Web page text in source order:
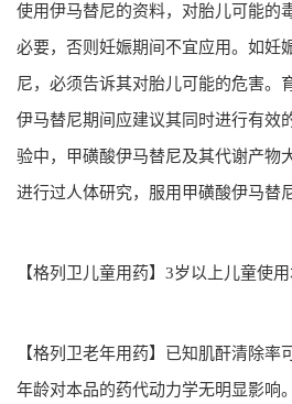
使用伊马替尼的资料，对胎儿可能的
必要，否则妊娠期间不宜应用。如妊
尼，必须告诉其对胎儿可能的危害。
伊马替尼期间应建议其同时进行有效
验中，甲磺酸伊马替尼及其代谢产物
进行过人体研究，服用甲磺酸伊马替
【格列卫儿童用药】3岁以上儿童使
【格列卫老年用药】已知肌酐清除率
年龄对本品的药代动力学无明显影响。